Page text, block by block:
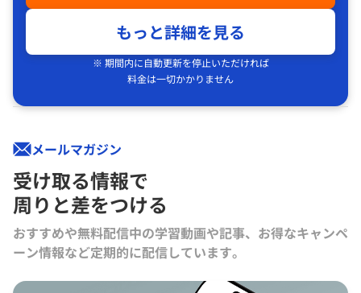
もっと詳細を見る
※ 期間内に自動更新を停止いただければ
料金は一切かかりません
メールマガジン
受け取る情報で
周りと差をつける
おすすめや無料配信中の学習動画や記事、お得なキャンペ
ーン情報など定期的に配信しています。